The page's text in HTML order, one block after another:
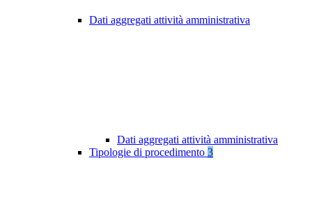
Dati aggregati attività amministrativa
Dati aggregati attività amministrativa
Tipologie di procedimento 3